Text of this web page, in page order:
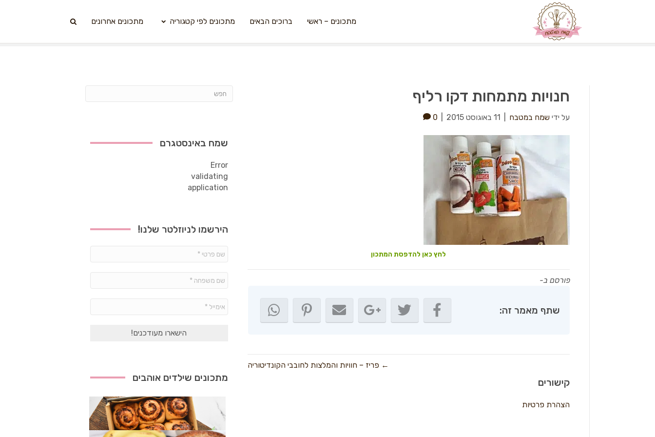
מתכונים – ראשי ברוכים הבאים מתכונים לפי קטגוריה מתכונים אחרונים
חנויות מתמחות דקו רליף
על ידי שמח במטבח 11 באוגוסט 2015 0
לחץ כאן להדפסת המתכון
פורסם ב-
שתף מאמר זה:
← פריז – חוויות והמלצות לחובבי הקונדיטוריה
קישורים
הצהרת פרטיות
שמח באינסטגרם
Error
validating
application
הירשמו לניוזלטר שלנו!
פרטי
משפחה
*
מתכונים שילדים אוהבים